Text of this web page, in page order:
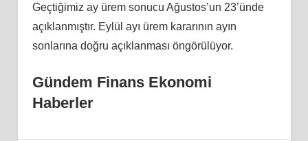
Geçtiğimiz ay ürem sonucu Ağustos’un 23’ünde
açıklanmıştır. Eylül ayı ürem kararının ayın
sonlarına doğru açıklanması öngörülüyor.
Gündem Finans Ekonomi
Haberler